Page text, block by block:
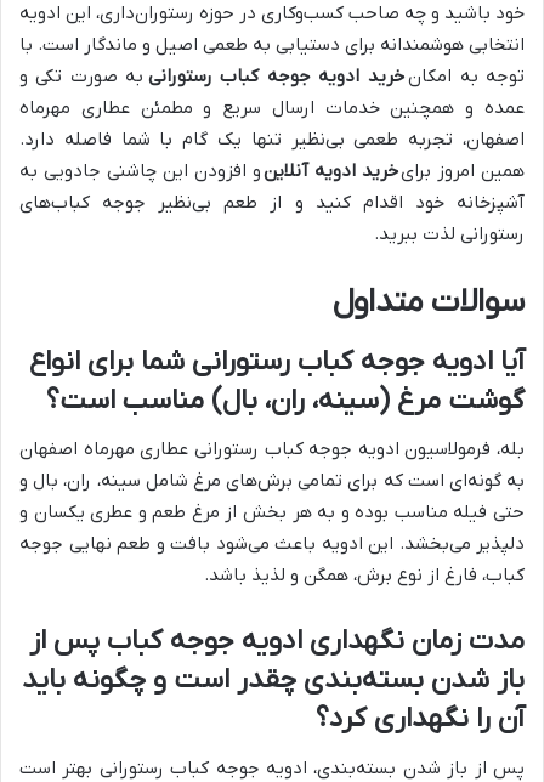
خود باشید و چه صاحب کسب‌وکاری در حوزه رستوران‌داری، این ادویه
انتخابی هوشمندانه برای دستیابی به طعمی اصیل و ماندگار است. با
توجه به امکانخرید ادویه جوجه کباب رستورانی به صورت تکی و
عمده و همچنین خدمات ارسال سریع و مطمئن عطاری مهرماه
اصفهان، تجربه طعمی بی‌نظیر تنها یک گام با شما فاصله دارد.
همین امروز برایخرید ادویه آنلاینو افزودن این چاشنی جادویی به
آشپزخانه خود اقدام کنید و از طعم بی‌نظیر جوجه کباب‌های
رستورانی لذت ببرید.
سوالات متداول
آیا ادویه جوجه کباب رستورانی شما برای انواع
گوشت مرغ (سینه، ران، بال) مناسب است؟
بله، فرمولاسیون ادویه جوجه کباب رستورانی عطاری مهرماه اصفهان
به گونه‌ای است که برای تمامی برش‌های مرغ شامل سینه، ران، بال و
حتی فیله مناسب بوده و به هر بخش از مرغ طعم و عطری یکسان و
دلپذیر می‌بخشد. این ادویه باعث می‌شود بافت و طعم نهایی جوجه
کباب، فارغ از نوع برش، همگن و لذیذ باشد.
مدت زمان نگهداری ادویه جوجه کباب پس از
باز شدن بسته‌بندی چقدر است و چگونه باید
آن را نگهداری کرد؟
پس از باز شدن بسته‌بندی، ادویه جوجه کباب رستورانی بهتر است